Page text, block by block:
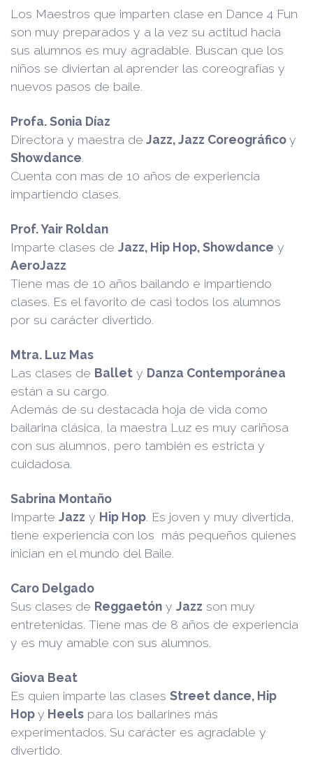
Los Maestros que imparten clase en Dance 4 Fun
son muy preparados y a la vez su actitud hacia
sus alumnos es muy agradable. Buscan que los
niños se diviertan al aprender las coreografías y
nuevos pasos de baile.
Profa. Sonia Díaz
Directora y maestra de Jazz, Jazz Coreográficoy
Showdance
Cuenta con mas de 10 años de experiencia
impartiendo clases.
Prof. Yair Roldan
Imparte clases de Jazz, Hip Hop, Showdance y
AeroJazz
Tiene mas de 10 años bailando e impartiendo
clases. Es el favorito de casi todos los alumnos
por su carácter divertido.
Mtra. Luz Mas
Las clases de Ballet y Danza Contemporánea
están a su cargo.
Además de su destacada hoja de vida como
bailarina clásica, la maestra Luz es muy cariñosa
con sus alumnos, pero también es estricta y
cuidadosa.
Sabrina Montaño
Imparte Jazz y Hip Hop . Es joven y muy divertida,
tiene experiencia con los más pequeños quienes
inician en el mundo del Baile.
Caro Delgado
Sus clases de Reggaetón y Jazz son muy
entretenidas. Tiene mas de 8 años de experiencia
y es muy amable con sus alumnos.
Giova Beat
Es quien imparte las clases Street dance, Hip
Hopy Heels para los bailarines más
experimentados. Su carácter es agradable y
divertido.